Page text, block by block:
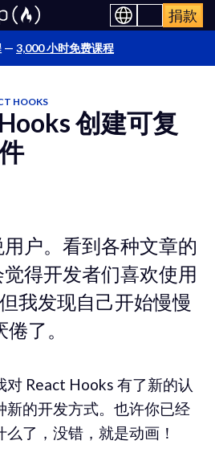
捐款
— 3,000 小时免费课程
HOOKS
创建可复
户。看到各种文章的
得开发者们喜欢使用
我发现自己开始慢慢
了。
React Hooks 有了新的认
新的开发方式。也许你已经
了，没错，就是动画！